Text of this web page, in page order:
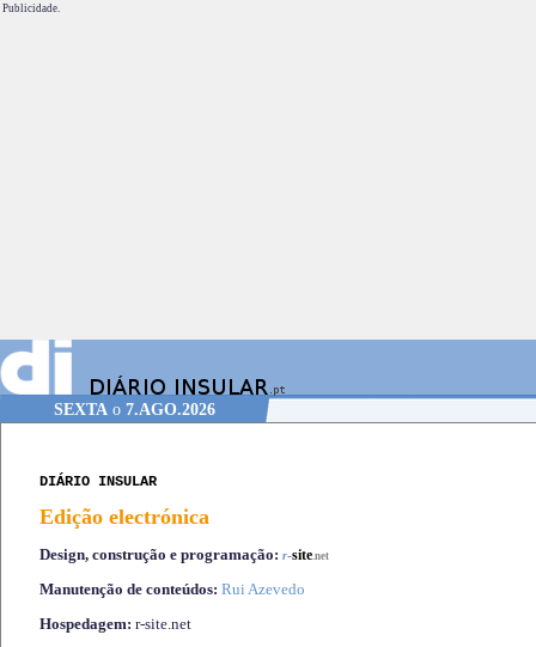
Publicidade.
SEXTA o 7.AGO.2026
DIÁRIO INSULAR
Edição electrónica
Design, construção e programação: r-site.net
Manutenção de conteúdos: Rui Azevedo
Hospedagem: r-site.net